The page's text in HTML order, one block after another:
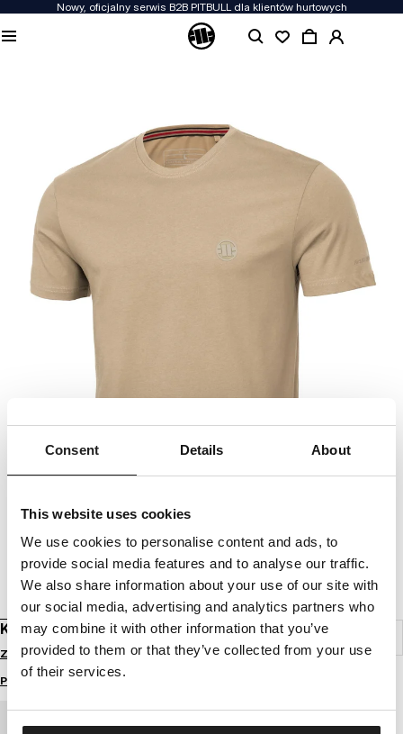
Consent Details About
This website uses cookies
We use cookies to personalise content and ads, to
provide social media features and to analyse our traffic.
We also share information about your use of our site with
our social media, advertising and analytics partners who
may combine it with other information that you’ve
provided to them or that they’ve collected from your use
of their services.
Nowy, oficjalny serwis B2B PITBULL dla klientów hurtowych
KOSZULKA SLIM FIT SMALL LOGO
Zaloguj się by zobaczyć ceny
Przewodnik po rozmiarach